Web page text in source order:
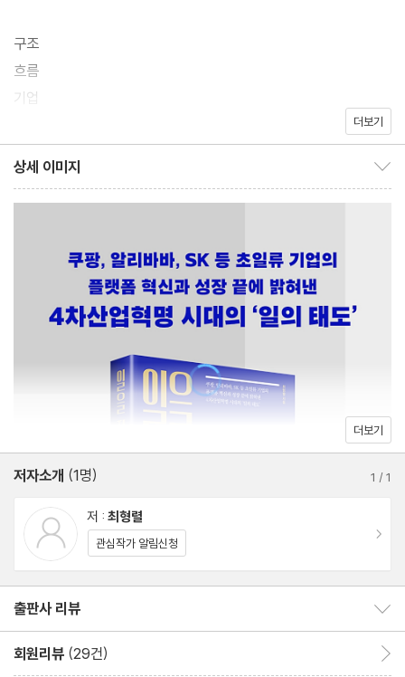
도록 실천적인 해법을 제시한 신(新) 직장생활 가이드이다. 현대사
회의 직장생활을 방해하는 6가지 함정에 대해 짚어본 뒤, 기존 직장
인의 개념에 주체성과 독립성을 덧입히는 작업들을 촘촘히 진행해
간다. 이 책을 통해 일을 할 때 필요한 노력의 종류를 이해하는 것은
물론, 일을 하면서 나만의 정체성이 강화되고 삶의 가치가 증축되는
경험을 맛보게 될 것이다.
구조
흐름
기업
2부 독립과 자유는 어떻게 직장인의 무기가 되는가
정신과 물질
성장과 성취
평판과 추천
스승
실패와 성공
물질
Life Time Money(LTM)
LTM으로 가는 길
LTM 만들기
더보기
상세 이미지
더보기
저자소개 (1명) 1 /1
저 : 최형렬
관심작가 알림신청
출판사 리뷰
회원리뷰 (29건)